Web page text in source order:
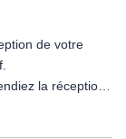
tardif et/ou
départ pouvant
peut être celle
par mail
de votre
la réception
avant